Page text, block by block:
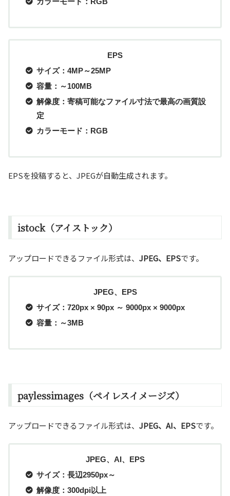
EPS
サイズ：4MP～25MP
容量：～100MB
解像度：寄稿可能なファイル寸法で最高の画質設
定
カラーモード：RGB
EPSを投稿すると、JPEGが自動生成されます。
istock（アイストック）
アップロードできるファイル形式は、 JPEG、EPSです。
JPEG、EPS
サイズ：720px × 90px ～ 9000px × 9000px
容量：～3MB
paylessimages（ペイレスイメージズ）
アップロードできるファイル形式は、 JPEG、AI、EPSです。
JPEG、AI、EPS
サイズ：長辺2950px～
解像度：300dpi以上